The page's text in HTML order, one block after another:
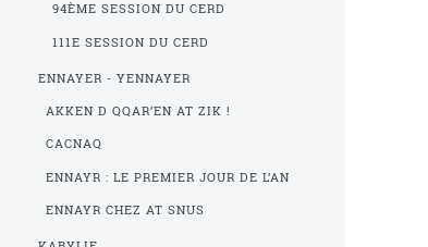
94ÈME SESSION DU CERD
111E SESSION DU CERD
ENNAYER - YENNAYER
AKKEN D QQAR’EN AT ZIK !
CACNAQ
ENNAYR : LE PREMIER JOUR DE L’AN
ENNAYR CHEZ AT SNUS